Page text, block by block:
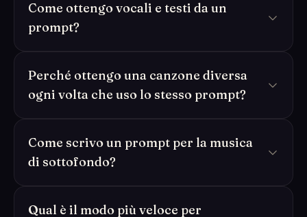
Come ottengo vocali e testi da un
prompt?
Perché ottengo una canzone diversa
ogni volta che uso lo stesso prompt?
Come scrivo un prompt per la musica
di sottofondo?
Qual è il modo più veloce per